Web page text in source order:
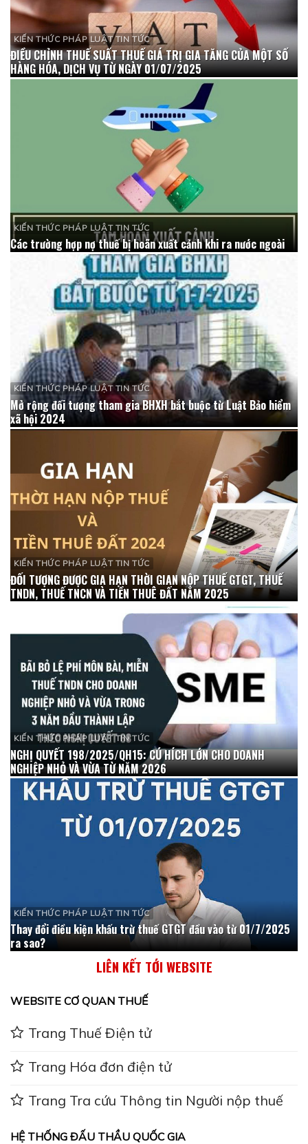
KIẾN THỨC PHÁP LUẬT TIN TỨC
ĐIỀU CHỈNH THUẾ SUẤT THUẾ GIÁ TRỊ GIA TĂNG CỦA MỘT SỐ
HÀNG HÓA, DỊCH VỤ TỪ NGÀY 01/07/2025
KIẾN THỨC PHÁP LUẬT TIN TỨC
Các trường hợp nợ thuế bị hoãn xuất cảnh khi ra nước ngoài
KIẾN THỨC PHÁP LUẬT TIN TỨC
Mở rộng đối tượng tham gia BHXH bắt buộc từ Luật Bảo hiểm
xã hội 2024
KIẾN THỨC PHÁP LUẬT TIN TỨC
ĐỐI TƯỢNG ĐƯỢC GIA HẠN THỜI GIAN NỘP THUẾ GTGT, THUẾ
TNDN, THUẾ TNCN VÀ TIỀN THUÊ ĐẤT NĂM 2025
KIẾN THỨC PHÁP LUẬT TIN TỨC
NGHỊ QUYẾT 198/2025/QH15: CÚ HÍCH LỚN CHO DOANH
NGHIỆP NHỎ VÀ VỪA TỪ NĂM 2026
KIẾN THỨC PHÁP LUẬT TIN TỨC
Thay đổi điều kiện khấu trừ thuế GTGT đầu vào từ 01/7/2025
ra sao?
LIÊN KẾT TỚI WEBSITE
WEBSITE CƠ QUAN THUẾ
Trang Thuế Điện tử
Trang Hóa đơn điện tử
Trang Tra cứu Thông tin Người nộp thuế
HỆ THỐNG ĐẤU THẦU QUỐC GIA